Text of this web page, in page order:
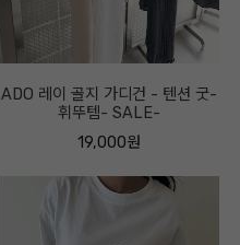
ADO 레이 골지 가디건 - 텐션 굿-
휘뚜템- SALE-
19,000원